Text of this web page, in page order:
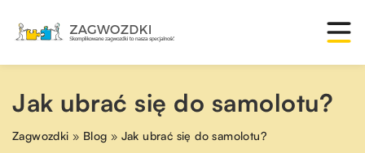
Jak ubrać się do samolotu?
Zagwozdki » Blog » Jak ubrać się do samolotu?